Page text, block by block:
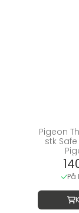
Pigeon
stk
På